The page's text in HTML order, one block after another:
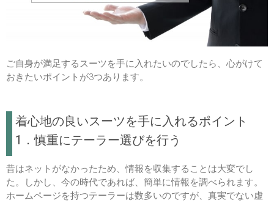
ご自身が満足するスーツを手に入れたいのでしたら、心がけて
おきたいポイントが3つあります。
着心地の良いスーツを手に入れるポイント
1．慎重にテーラー選びを行う
昔はネットがなかったため、情報を収集することは大変でし
た。しかし、今の時代であれば、簡単に情報を調べられます。
ホームページを持つテーラーは数多いのですが、真実でない虚